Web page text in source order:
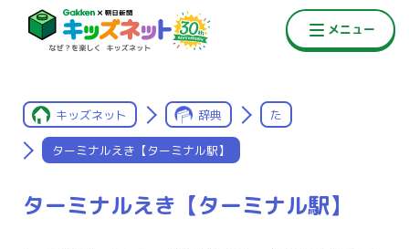
キッズネット 辞典 た
ターミナルえき【ターミナル駅】
ターミナルえき【ターミナル駅】